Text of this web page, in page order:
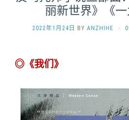
丽新世界》《一
2022年1月24日 BY ANZHIHE ·
◎《我们》